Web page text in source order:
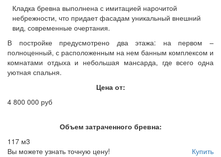
Кладка бревна выполнена с имитацией нарочитой
небрежности, что придает фасадам уникальный внешний
вид, современные очертания.
В постройке предусмотрено два этажа: на первом –
полноценный, с расположенным на нем банным комплексом и
комнатами отдыха и небольшая мансарда, где всего одна
уютная спальня.
Цена от:
4 800 000 руб
Объем затраченного бревна:
117 м3
Купить
Вы можете узнать точную цену!